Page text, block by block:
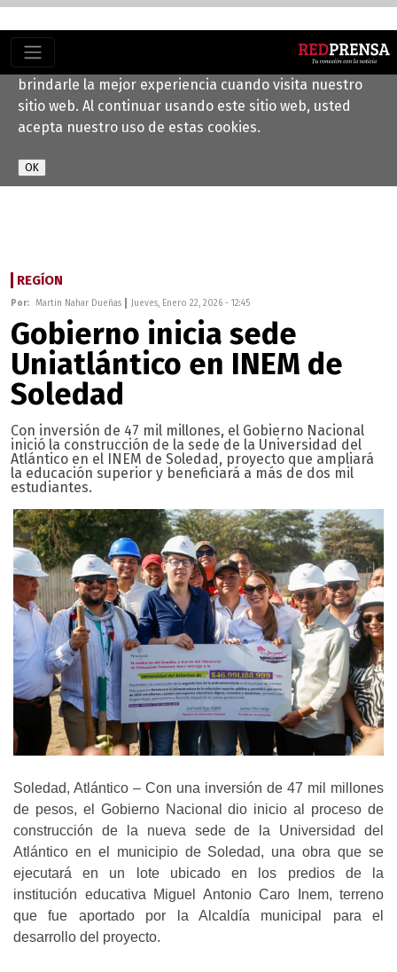
Este sitio web utiliza cookies para ayudarnos a
brindarle la mejor experiencia cuando visita nuestro
sitio web. Al continuar usando este sitio web, usted
acepta nuestro uso de estas cookies.
REGÍON
Por: Martin Nahar Dueñas Jueves, Enero 22, 2026 - 12:45
Gobierno inicia sede
Uniatlántico en INEM de
Soledad
Con inversión de 47 mil millones, el Gobierno Nacional
inició la construcción de la sede de la Universidad del
Atlántico en el INEM de Soledad, proyecto que ampliará
la educación superior y beneficiará a más de dos mil
estudiantes.
Soledad, Atlántico – Con una inversión de 47 mil millones
de pesos, el Gobierno Nacional dio inicio al proceso de
construcción de la nueva sede de la Universidad del
Atlántico en el municipio de Soledad, una obra que se
ejecutará en un lote ubicado en los predios de la
institución educativa Miguel Antonio Caro Inem, terreno
que fue aportado por la Alcaldía municipal para el
desarrollo del proyecto.